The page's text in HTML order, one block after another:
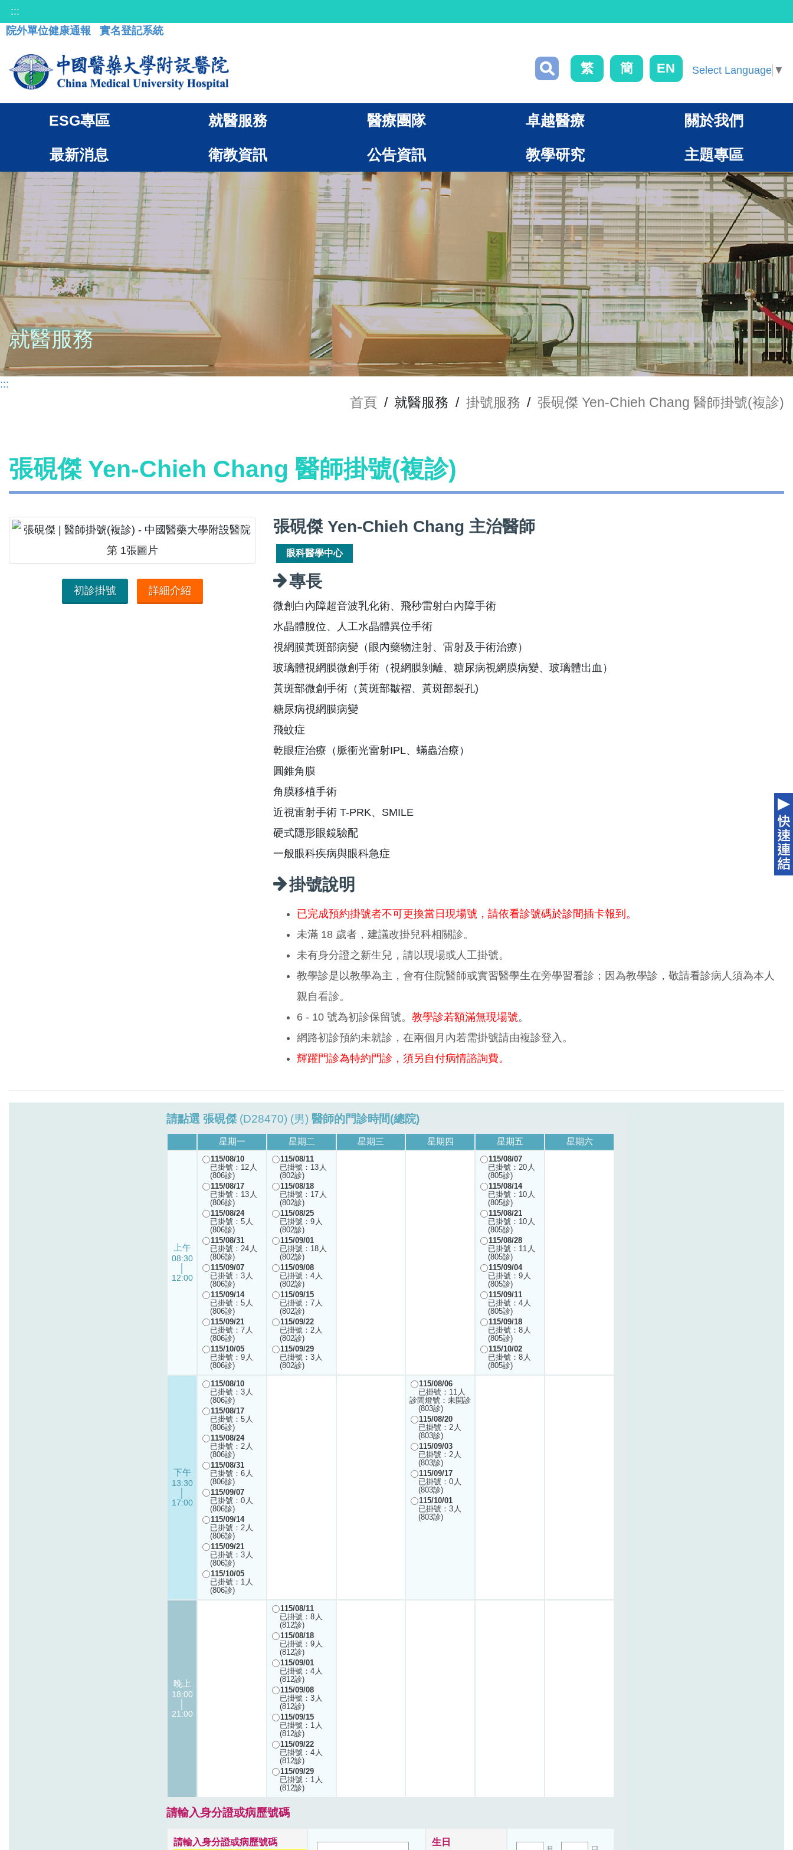
:::
院外單位健康通報
實名登記系統
繁 簡 EN Select Language ▼
ESG專區 就醫服務 醫療團隊 卓越醫療 關於我們
最新消息 衛教資訊 公告資訊 教學研究 主題專區
就醫服務
:::
首頁 / 就醫服務 / 掛號服務 / 張硯傑 Yen-Chieh Chang 醫師掛號(複診)
張硯傑 Yen-Chieh Chang 醫師掛號(複診)
初診掛號 詳細介紹
張硯傑 Yen-Chieh Chang 主治醫師
眼科醫學中心
專長
微創白內障超音波乳化術、飛秒雷射白內障手術
水晶體脫位、人工水晶體異位手術
視網膜黃斑部病變（眼內藥物注射、雷射及手術治療）
玻璃體視網膜微創手術（視網膜剝離、糖尿病視網膜病變、玻璃體出血）
黃斑部微創手術（黃斑部皺褶、黃斑部裂孔)
糖尿病視網膜病變
飛蚊症
乾眼症治療（脈衝光雷射IPL、蟎蟲治療）
圓錐角膜
角膜移植手術
近視雷射手術 T-PRK、SMILE
硬式隱形眼鏡驗配
一般眼科疾病與眼科急症
掛號說明
已完成預約掛號者不可更換當日現場號，請依看診號碼於診間插卡報到。
未滿 18 歲者，建議改掛兒科相關診。
未有身分證之新生兒，請以現場或人工掛號。
教學診是以教學為主，會有住院醫師或實習醫學生在旁學習看診；因為教學診，敬請看診病人須為本人
親自看診。
6 - 10 號為初診保留號。 教學診若額滿無現場號。
網路初診預約未就診，在兩個月內若需掛號請由複診登入。
輝躍門診為特約門診，須另自付病情諮詢費。